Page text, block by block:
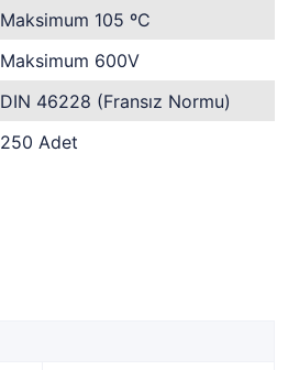
Maksimum 105 ºC
Maksimum 600V
DIN 46228 (Fransız Normu)
250 Adet